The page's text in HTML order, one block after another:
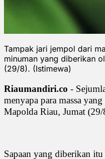
Tampak jari jempol dari
minuman yang diberikan
(29/8). (Istimewa)
Riaumandiri.co -
menyapa para massa
Mapolda Riau, Jumat (29/
Sapaan yang diberikan